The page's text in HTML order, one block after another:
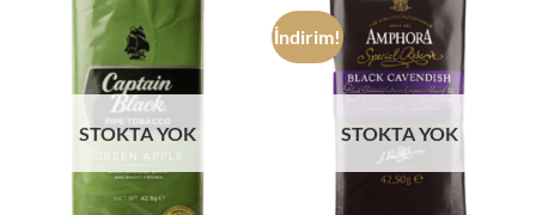
STOKTA YOK
İndirim!
STOKTA YOK